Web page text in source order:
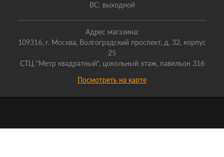
ВС: выходной
Адрес магазина:
109316, г. Москва, Волгоградский проспект, д. 32, корпус
25
СТЦ "Метр квадратный", цокольный этаж, павильон 316
Посмотреть на карте